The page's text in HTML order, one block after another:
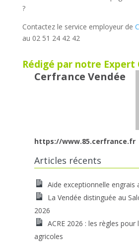
?
Contactez le service employeur de
au 02 51 24 42 42
Rédigé par notre
Cerfrance Vendée
https://www.85.cerfrance.fr
Articles récents
Aide exceptionnelle engrais
La Vendée distinguée au
2026
ACRE 2026 : les règles
agricoles